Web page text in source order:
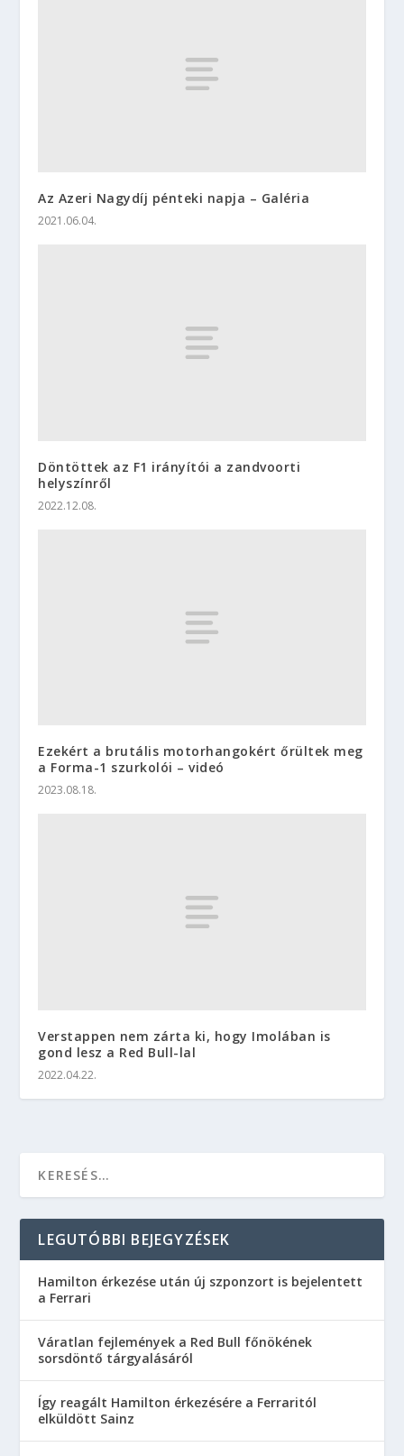
Az Azeri Nagydíj pénteki napja – Galéria
2021.06.04.
Döntöttek az F1 irányítói a zandvoorti
helyszínről
2022.12.08.
Ezekért a brutális motorhangokért őrültek meg
a Forma-1 szurkolói – videó
2023.08.18.
Verstappen nem zárta ki, hogy Imolában is
gond lesz a Red Bull-lal
2022.04.22.
LEGUTÓBBI BEJEGYZÉSEK
Hamilton érkezése után új szponzort is bejelentett
a Ferrari
Váratlan fejlemények a Red Bull főnökének
sorsdöntő tárgyalásáról
Így reagált Hamilton érkezésére a Ferraritól
elküldött Sainz